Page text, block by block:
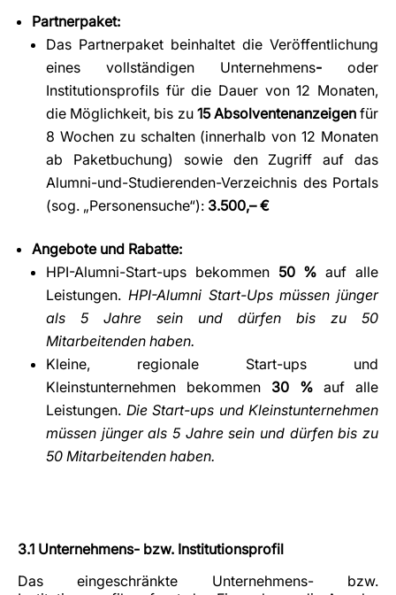
Partnerpaket:
Das Partnerpaket beinhaltet die Veröffentlichung
eines vollständigen Unternehmens- oder
Institutionsprofils für die Dauer von 12 Monaten,
die Möglichkeit, bis zu 15Absolventenanzeigenfür
8 Wochen zu schalten (innerhalb von 12 Monaten
ab Paketbuchung) sowie den Zugriff auf das
Alumni-und-Studierenden-Verzeichnis des Portals
(sog. „Personensuche“): 3.500,– €
Angebote und Rabatte:
HPI-Alumni-Start-ups bekommen 50 % auf alle
Leistungen. HPI-Alumni Start-Ups müssen jünger
als 5 Jahre sein und dürfen bis zu 50
Mitarbeitenden haben.
Kleine, regionale Start-ups und
Kleinstunternehmen bekommen 30 % auf alle
Leistungen. Die Start-ups und Kleinstunternehmen
müssen jünger als 5 Jahre sein und dürfen bis zu
50 Mitarbeitenden haben.
3.1 Unternehmens- bzw. Institutionsprofil
Das eingeschränkte Unternehmens- bzw.